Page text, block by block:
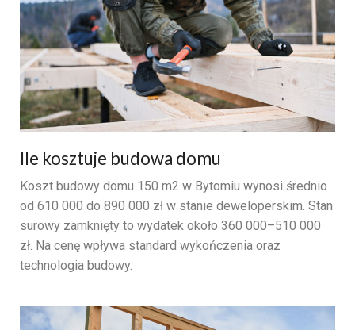
Ile kosztuje budowa domu
Koszt budowy domu 150 m2 w Bytomiu wynosi średnio
od 610 000 do 890 000 zł w stanie deweloperskim. Stan
surowy zamknięty to wydatek około 360 000–510 000
zł. Na cenę wpływa standard wykończenia oraz
technologia budowy.